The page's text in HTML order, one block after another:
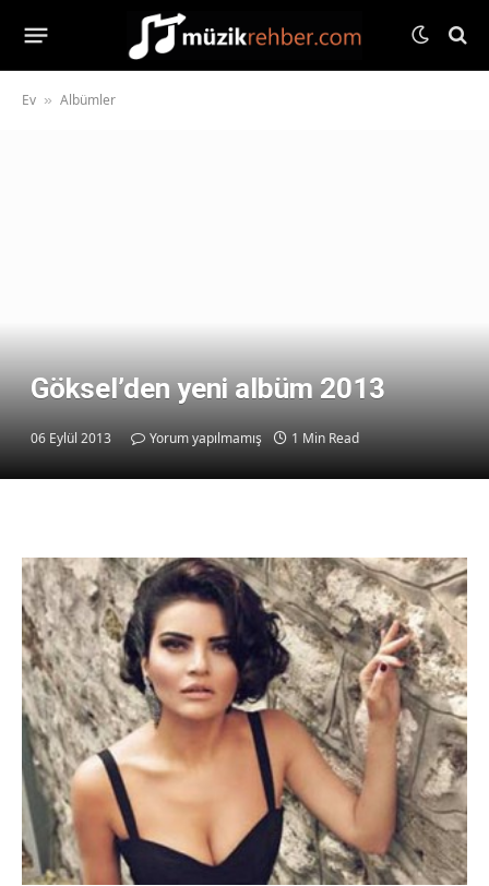
Ev » Albümler
Göksel’den yeni albüm 2013
06 Eylül 2013 Yorum yapılmamış 1 Min Read